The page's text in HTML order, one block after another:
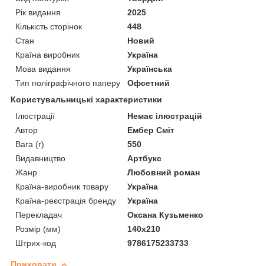
Рік видання
2025
Кількість сторінок
448
Стан
Новий
Країна виробник
Україна
Мова видання
Українська
Тип поліграфічного паперу
Офсетний
Користувальницькі характеристики
Ілюстрації
Немає ілюстрацій
Автор
Ембер Сміт
Вага (г)
550
Видавництво
Артбукс
Жанр
Любовний роман
Країна-виробник товару
Україна
Країна-реєстрація бренду
Україна
Перекладач
Оксана Кузьменко
Розмір (мм)
140х210
Штрих-код
9786175233733
Приховати